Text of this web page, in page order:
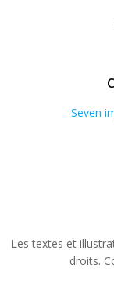
Seven
Les textes et
droits.